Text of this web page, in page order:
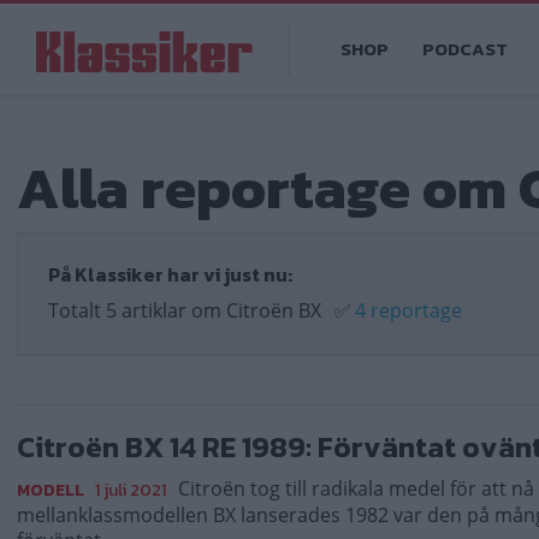
huvudinnehåll
navigation
SHOP PODCAST
Alla reportage om
På Klassiker har vi just nu:
Totalt 5 artiklar om Citroën BX ✅4 reportage
Citroën BX 14 RE 1989: Förväntat
MODELL 1 juli 2021 Citroën tog till radikala medel för att
mellanklassmodellen BX lanserades 1982 var den på